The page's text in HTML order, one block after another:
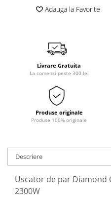
Adauga la Favorite
Livrare Gratuita
La comenzi peste 300 lei
Produse originale
Produse 100% originale
Descriere
Uscator de par Diamond
2300W